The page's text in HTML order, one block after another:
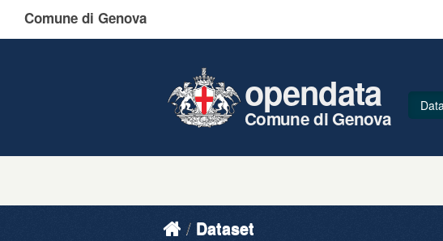
Comune di Genova
opendata
Comune di Genova
Dataset